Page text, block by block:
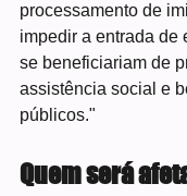
processamento de
impedir a entrada de
se beneficiariam de
assistência social e
públicos."
Quem será